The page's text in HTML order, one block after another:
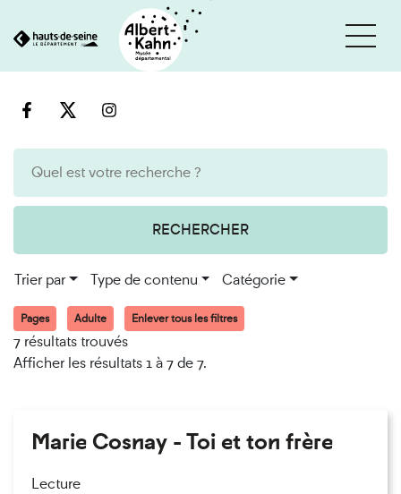
au
RECHERCHER
Trier par Type de contenu Catégorie
Pages Adulte Enlever tous les filtres
7 résultats trouvés
Afficher les résultats 1 à 7 de 7.
Marie Cosnay - Toi et ton frère
Lecture
Cookies et traceurs utilisés sur ce site